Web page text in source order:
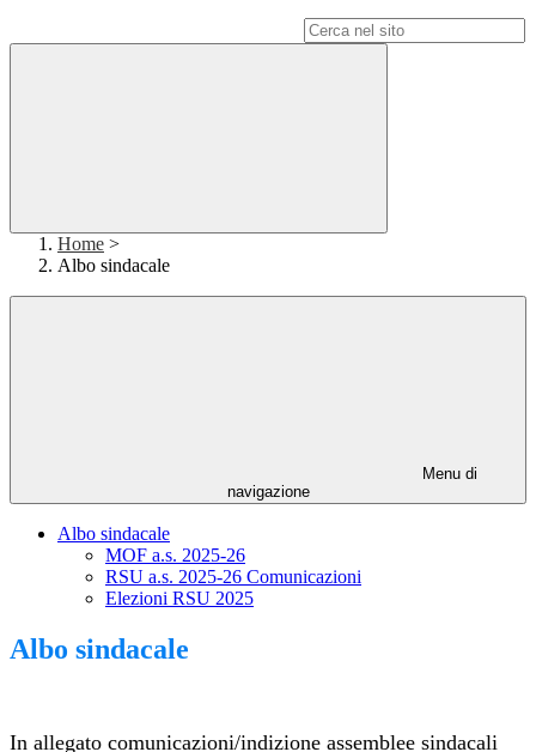
Home >
Albo sindacale
Menu di
navigazione
Albo sindacale
MOF a.s. 2025-26
RSU a.s. 2025-26 Comunicazioni
Elezioni RSU 2025
Albo sindacale
In allegato comunicazioni/indizione assemblee sindacali